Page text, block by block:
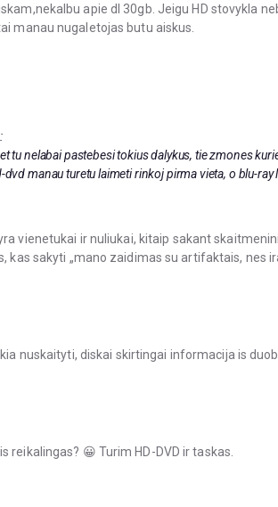
apie dl 30gb. Jeigu HD stovykla
manau nugaletojas butu aiskus.
tu nelabai pastebesi tokius dalykus, tie zmones
dvd manau turetu laimeti rinkoj pirma vieta, o blu-ray
vienetukai ir nuliukai, kitaip sakant
kas sakyti „mano zaidimas su artifaktais, nes
nuskaityti, diskai skirtingai informacija is
reikalingas? 😀 Turim HD-DVD ir taskas.